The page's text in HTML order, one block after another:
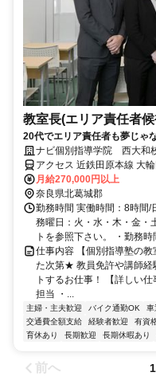
教室長(エリア責任者
20代でエリア責任者も夢じゃ
リアUPも休みも両方叶う★
ナビ個別指導学院 西大和
アクセス 近鉄田原本線 大
歩約20分、ＪＲ和歌山線
月給270,000円以上
奈良県北葛城郡
勤務時間 実働時間：8時間/
務曜日：火・水・木・金
トを参照下さい。 ・勤務
仕事内容 【個別指導塾の
た次第★ 教員免許や講師経
トするお仕事！ 【詳しい
担当 ・...
主婦・主夫歓迎 バイク通勤OK 車
交通費全額支給
経験者歓迎 有資
育休あり
長期歓迎 長期休暇あり
前へ 1